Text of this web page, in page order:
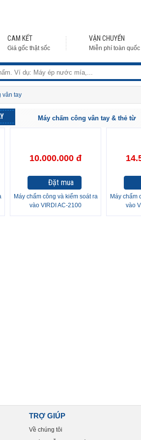
CAM KẾT
Giá gốc thật sốc
VẬN CHUYỂN
Miễn phí toàn quốc
vân tay
Máy chấm công vân tay & thẻ từ
10.000.000 đ
Đặt mua
Máy chấm công và kiểm soát ra
vào VIRDI AC-2100
Máy chấm
vào
TRỢ GIÚP
Về chúng tôi